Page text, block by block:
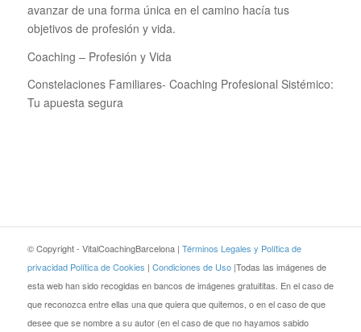
avanzar de una forma única en el camino hacía tus
objetivos de profesión y vida.
Coaching – Profesión y Vida
Constelaciones Familiares- Coaching Profesional Sistémico:
Tu apuesta segura
© Copyright - VitalCoachingBarcelona | Términos Legales y Política de
privacidad Política de Cookies | Condiciones de Uso |Todas las imágenes de
esta web han sido recogidas en bancos de imágenes gratuititas. En el caso de
que reconozca entre ellas una que quiera que quitemos, o en el caso de que
desee que se nombre a su autor (en el caso de que no hayamos sabido